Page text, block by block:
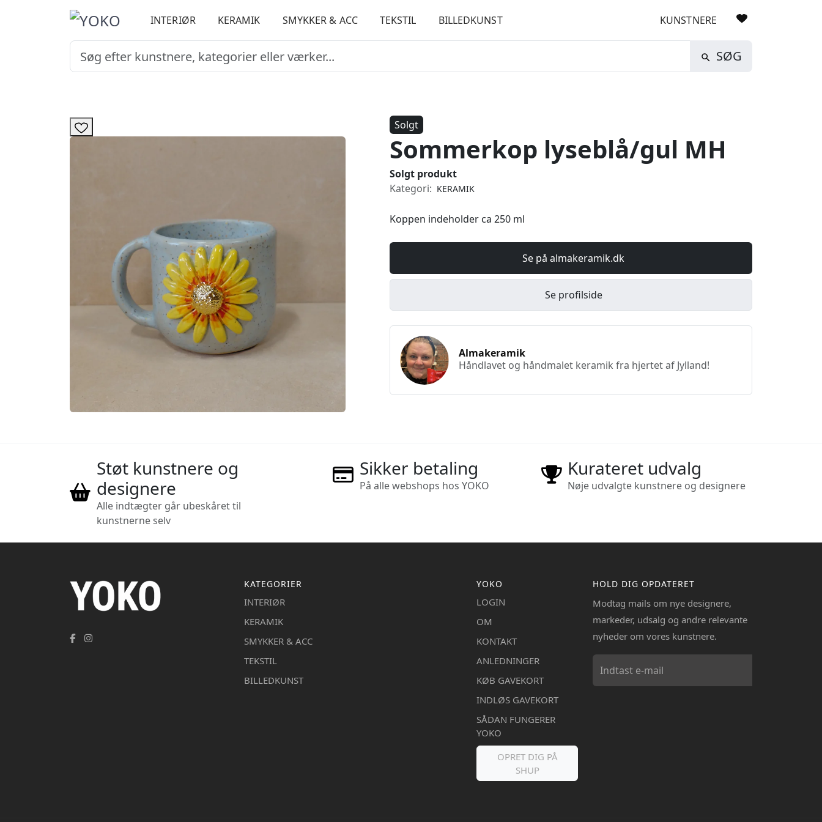
INTERIØR KERAMIK SMYKKER & ACC TEKSTIL BILLEDKUNST KUNSTNERE
SØG
Solgt
Sommerkop lyseblå/gul MH
Solgt produkt
Kategori: KERAMIK
Koppen indeholder ca 250 ml
Se på almakeramik.dk
Se profilside
Almakeramik
Håndlavet og håndmalet keramik fra hjertet af Jylland!
Støt kunstnere og
designere
Alle indtægter går ubeskåret til
kunstnerne selv
Sikker betaling
På alle webshops hos YOKO
Kurateret udvalg
Nøje udvalgte kunstnere og designere
KATEGORIER
INTERIØR
KERAMIK
SMYKKER & ACC
TEKSTIL
BILLEDKUNST
YOKO
LOGIN
OM
KONTAKT
ANLEDNINGER
KØB GAVEKORT
INDLØS GAVEKORT
SÅDAN FUNGERER
YOKO
OPRET DIG PÅ
SHUP
HOLD DIG OPDATERET
Modtag mails om nye designere,
markeder, udsalg og andre relevante
nyheder om vores kunstnere.